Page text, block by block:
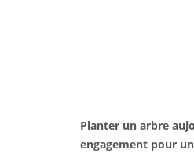
Planter un arbre
engagement pour